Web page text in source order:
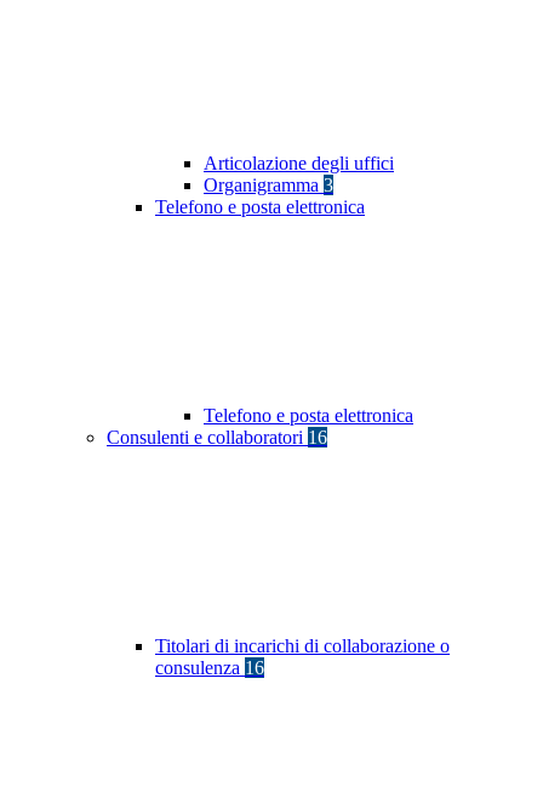
Articolazione degli uffici
Organigramma 3
Telefono e posta elettronica
Telefono e posta elettronica
Consulenti e collaboratori 16
Titolari di incarichi di collaborazione o
consulenza 16